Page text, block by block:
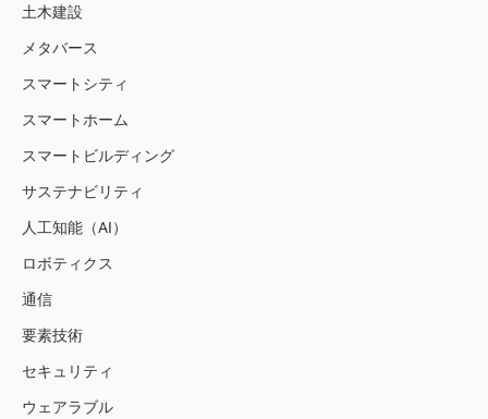
土木建設
メタバース
スマートシティ
スマートホーム
スマートビルディング
サステナビリティ
人工知能（AI）
ロボティクス
通信
要素技術
セキュリティ
ウェアラブル